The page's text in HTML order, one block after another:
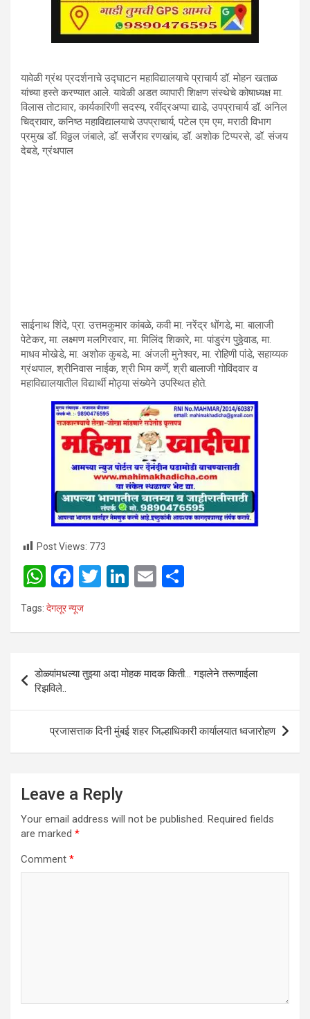
यावेळी ग्रंथ प्रदर्शनाचे उद्घाटन महाविद्यालयाचे प्राचार्य डॉ. मोहन खताळ
यांच्या हस्ते करण्यात आले. यावेळी अडत व्यापारी शिक्षण संस्थेचे कोषाध्यक्ष मा.
विलास तोटावार, कार्यकारिणी सदस्य, रवींद्रअप्पा द्याडे, उपप्राचार्य डॉ. अनिल
चिद्रावार, कनिष्ठ महाविद्यालयाचे उपप्राचार्य, पटेल एम एम, मराठी विभाग
प्रमुख डॉ. विठ्ठल जंबाले, डॉ. सर्जेराव रणखांब, डॉ. अशोक टिप्परसे, डॉ. संजय
देबडे, ग्रंथपाल
साईनाथ शिंदे, प्रा. उत्तमकुमार कांबळे, कवी मा. नरेंद्र धोंगडे, मा. बालाजी
पेटेकर, मा. लक्ष्मण मलगिरवार, मा. मिलिंद शिकारे, मा. पांडुरंग पुठ्ठेवाड, मा.
माधव मोखेडे, मा. अशोक कुबडे, मा. अंजली मुनेश्वर, मा. रोहिणी पांडे, सहाय्यक
ग्रंथपाल, श्रीनिवास नाईक, श्री भिम कर्णे, श्री बालाजी गोविंदवार व
महाविद्यालयातील विद्यार्थी मोठ्या संख्येने उपस्थित होते.
Post Views: 773
W
h
at
A
p
p
F
a
ce
o
o
k
T
Li
n
E
Tags: देगलूर न्यूज
Post
navigation
डोळ्यांमधल्या तुझ्या अदा मोहक मादक किती… गझलेने तरूणाईला
रिझविले..
प्रजासत्ताक दिनी मुंबई शहर जिल्हाधिकारी कार्यालयात ध्वजारोहण
Leave a Reply
Your email address will not be published. Required fields
are marked *
Comment *